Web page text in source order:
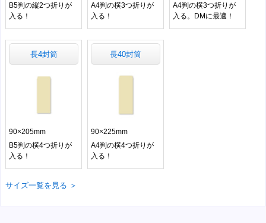
B5判の縦2つ折りが
入る！
A4判の横3つ折りが
入る！
A4判の横3つ折りが
入る。DMに最適！
長4封筒
90×205mm
B5判の横4つ折りが
入る！
長40封筒
90×225mm
A4判の横4つ折りが
入る！
サイズ一覧を見る ＞